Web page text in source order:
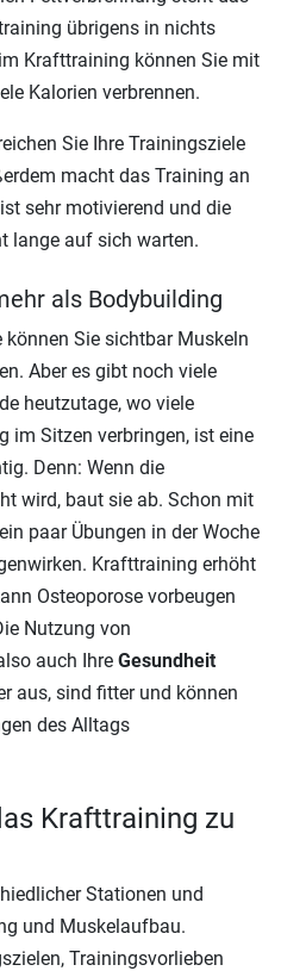
übrigens in nichts
Krafttraining können Sie mit
Kalorien verbrennen.
Sie Ihre Trainingsziele
macht das Training an
sehr motivierend und die
lange auf sich warten.
als Bodybuilding
Sie sichtbar Muskeln
Aber es gibt noch viele
heutzutage, wo viele
im Sitzen verbringen, ist eine
Denn: Wenn die
wird, baut sie ab. Schon mit
paar Übungen in der Woche
Krafttraining erhöht
Osteoporose vorbeugen
Nutzung von
auch Ihre Gesundheit
aus, sind fitter und können
des Alltags
Krafttraining zu
Stationen und
und Muskelaufbau.
Trainingsvorlieben